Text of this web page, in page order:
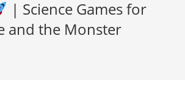
| Science Games for
and the Monster